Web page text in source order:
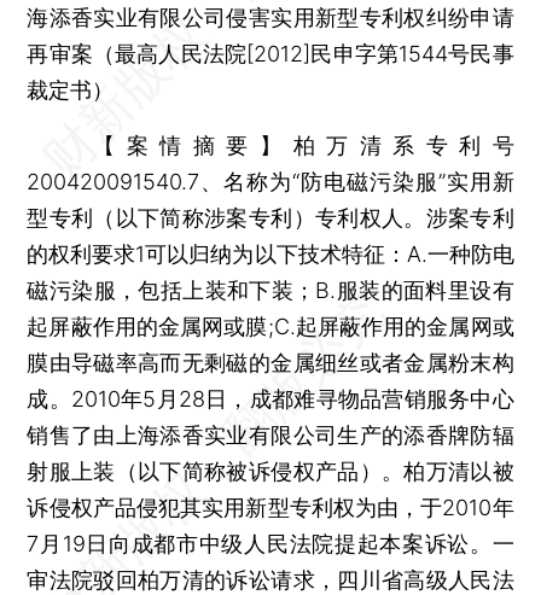
海添香实业有限公司侵害实用新型专利权纠纷申请
再审案（最高人民法院[2012]民申字第1544号民事
裁定书）
【案情摘要】柏万清系专利号
200420091540.7、名称为“防电磁污染服”实用新
型专利（以下简称涉案专利）专利权人。涉案专利
的权利要求1可以归纳为以下技术特征：A.一种防电
磁污染服，包括上装和下装；B.服装的面料里设有
起屏蔽作用的金属网或膜;C.起屏蔽作用的金属网或
膜由导磁率高而无剩磁的金属细丝或者金属粉末构
成。2010年5月28日，成都难寻物品营销服务中心
销售了由上海添香实业有限公司生产的添香牌防辐
射服上装（以下简称被诉侵权产品）。柏万清以被
诉侵权产品侵犯其实用新型专利权为由，于2010年
7月19日向成都市中级人民法院提起本案诉讼。一
审法院驳回柏万清的诉讼请求，四川省高级人民法